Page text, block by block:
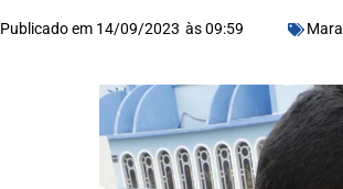
Publicado em 14/09/2023 às09:59